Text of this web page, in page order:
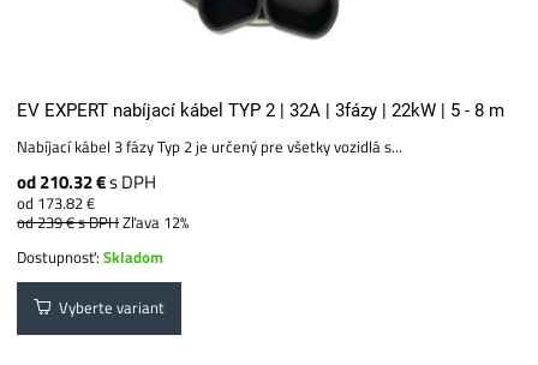
EV EXPERT nabíjací kábel TYP 2 | 32A | 3fázy | 22kW | 5 - 8 m
Nabíjací kábel 3 fázy Typ 2 je určený pre všetky vozidlá s...
od 210.32 €s DPH
od 173.82 €
od 239 €s DPHZľava 12%
Dostupnosť:Skladom
Vyberte variant